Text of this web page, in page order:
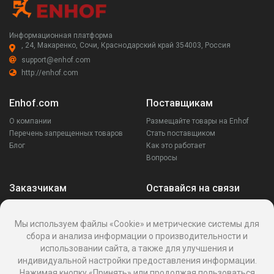
Информационная платформа
, 24, Макаренко, Сочи, Краснодарский край 354003, Россия
support@enhof.com
http://enhof.com
Enhof.com
О компании
Перечень запрещенных товаров
Блог
Поставщикам
Размещайте товары на Enhof
Стать поставщиком
Как это работает
Вопросы
Заказчикам
Написать поставщику
Реквизиты
Оставайся на связи
Мы используем файлы «Cookie» и метрические системы для
сбора и анализа информации о производительности и
использовании сайта, а также для улучшения и
индивидуальной настройки предоставления информации.